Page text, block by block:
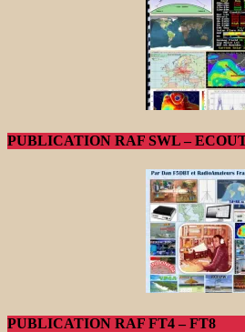
PUBLICATION RAF SWL –
PUBLICATION RAF FT4 – FT8